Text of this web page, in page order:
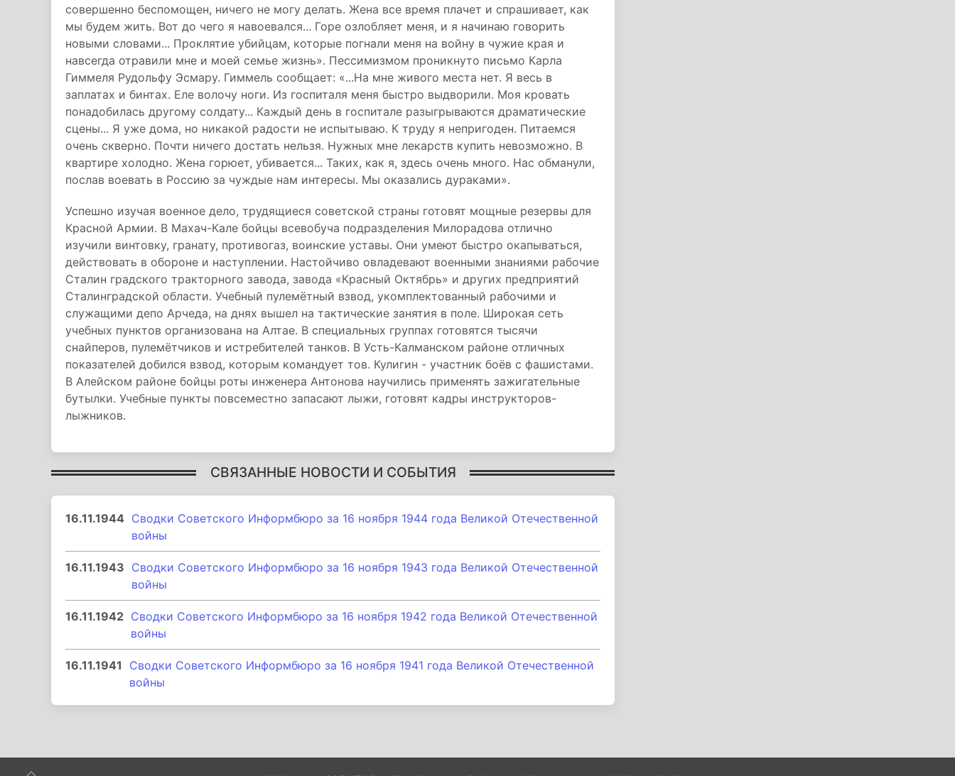
совершенно беспомощен, ничего не могу делать. Жена все время плачет и спрашивает, как
мы будем жить. Вот до чего я навоевался... Горе озлобляет меня, и я начинаю говорить
новыми словами... Проклятие убийцам, которые погнали меня на войну в чужие края и
навсегда отравили мне и моей семье жизнь». Пессимизмом проникнуто письмо Карла
Гиммеля Рудольфу Эсмару. Гиммель сообщает: «...На мне живого места нет. Я весь в
заплатах и бинтах. Еле волочу ноги. Из госпиталя меня быстро выдворили. Моя кровать
понадобилась другому солдату... Каждый день в госпитале разыгрываются драматические
сцены... Я уже дома, но никакой радости не испытываю. К труду я непригоден. Питаемся
очень скверно. Почти ничего достать нельзя. Нужных мне лекарств купить невозможно. В
квартире холодно. Жена горюет, убивается... Таких, как я, здесь очень много. Нас обманули,
послав воевать в Россию за чуждые нам интересы. Мы оказались дураками».
Успешно изучая военное дело, трудящиеся советской страны готовят мощные резервы для
Красной Армии. В Махач-Кале бойцы всевобуча подразделения Милорадова отлично
изучили винтовку, гранату, противогаз, воинские уставы. Они умеют быстро окапываться,
действовать в обороне и наступлении. Настойчиво овладевают военными знаниями рабочие
Сталин градского тракторного завода, завода «Красный Октябрь» и других предприятий
Сталинградской области. Учебный пулемётный взвод, укомплектованный рабочими и
служащими депо Арчеда, на днях вышел на тактические занятия в поле. Широкая сеть
учебных пунктов организована на Алтае. В специальных группах готовятся тысячи
снайперов, пулемётчиков и истребителей танков. В Усть-Калманском районе отличных
показателей добился взвод, которым командует тов. Кулигин - участник боёв с фашистами.
В Алейском районе бойцы роты инженера Антонова научились применять зажигательные
бутылки. Учебные пункты повсеместно запасают лыжи, готовят кадры инструкторов-
лыжников.
СВЯЗАННЫЕ НОВОСТИ И СОБЫТИЯ
16.11.1944 Сводки Советского Информбюро за 16 ноября 1944 года Великой Отечественной
войны
16.11.1943 Сводки Советского Информбюро за 16 ноября 1943 года Великой Отечественной
войны
16.11.1942 Сводки Советского Информбюро за 16 ноября 1942 года Великой Отечественной
войны
16.11.1941
Сводки Советского Информбюро за 16 ноября 1941 года Великой Отечественной
войны